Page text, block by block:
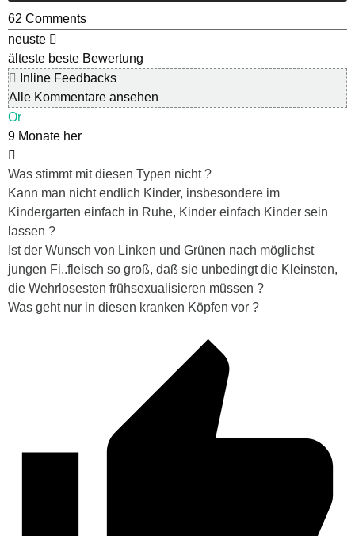
62 Comments
neuste
älteste beste Bewertung
Inline Feedbacks
Alle Kommentare ansehen
Or
9 Monate her
Was stimmt mit diesen Typen nicht ?
Kann man nicht endlich Kinder, insbesondere im
Kindergarten einfach in Ruhe, Kinder einfach Kinder sein
lassen ?
Ist der Wunsch von Linken und Grünen nach möglichst
jungen Fi..fleisch so groß, daß sie unbedingt die Kleinsten,
die Wehrlosesten frühsexualisieren müssen ?
Was geht nur in diesen kranken Köpfen vor ?